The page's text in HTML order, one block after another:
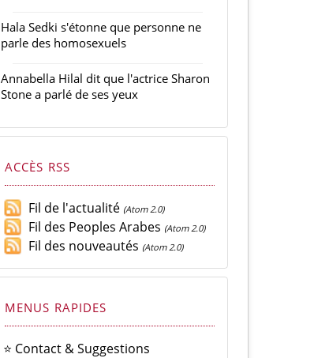
Hala Sedki s'étonne que personne ne
parle des homosexuels
Annabella Hilal dit que l'actrice Sharon
Stone a parlé de ses yeux
ACCÈS RSS
Fil de l'actualité (Atom 2.0)
Fil des Peoples Arabes (Atom 2.0)
Fil des nouveautés (Atom 2.0)
MENUS RAPIDES
⭐ Contact & Suggestions